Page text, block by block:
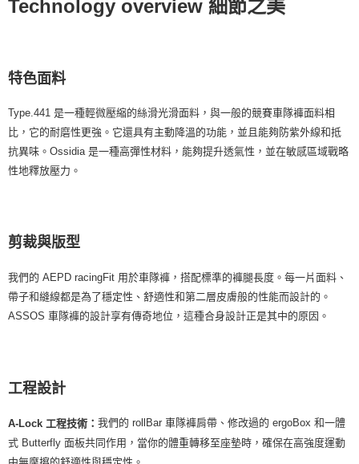
Technology overview 細節之美
特色面料
Type.441 是一種輕微壓縮的絲滑光滑面料，與一般的競賽車隊褲面料相
比，它的耐磨性更強。它還具有主動降溫的功能，並且能夠防紫外線和抵
抗異味。Ossidia 是一種高彈性材料，能夠提升透氣性，並在敏感區域戰略
性地釋放壓力。
剪裁與版型
我們的 AEPD racingFit 用於車隊褲，搭配標準的褲腿長度。每一片面料、
帶子和縫線都是為了穩定性、舒適性和第二層皮膚般的性能而設計的。
ASSOS 車隊褲的設計享有傳奇地位，這種合身設計正是其中的原因。
工程設計
A-Lock 工程技術： 我們的 rollBar 車隊褲肩帶、修改過的 ergoBox 和一體
式 Butterfly 面板共同作用，當你的體重轉移至座墊時，確保在高強度運動